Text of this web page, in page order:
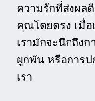
ความรักที่ส่งผล
คุณโดยตรง เมื่อ
เรามักจะนึกถึง
ผูกพัน หรือการ
เรา